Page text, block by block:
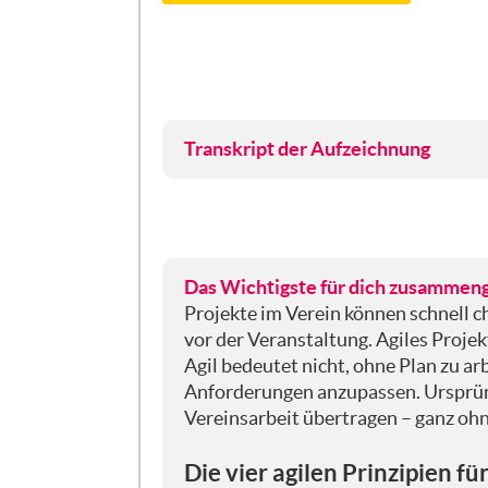
Transkript der Aufzeichnung
es geht darum, wie wir das Ganze
Agil, vielleicht für diejenigen, die
Anforderungen, die wir
Zwischenergebnisse, holen uns
haben vielleicht auch schon die
Das Wichtigste für dich
Projekte im Verein können schnell
vor der Veranstaltung. Agiles
Agil bedeutet nicht, ohne Plan zu
Anforderungen anzupassen.
Vereinsarbeit übertragen – ganz
Die vier agilen Prinzipien